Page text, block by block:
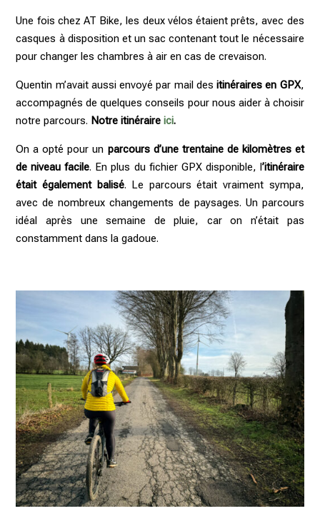
Une fois chez AT Bike, les deux vélos étaient prêts, avec des
casques à disposition et un sac contenant tout le nécessaire
pour changer les chambres à air en cas de crevaison.
Quentin m’avait aussi envoyé par mail desitinéraires en GPX,
accompagnés de quelques conseils pour nous aider à choisir
notre parcours. Notre itinéraireici.
On a opté pour un parcours d’une trentaine de kilomètres et
de niveau facile. En plus du fichier GPX disponible, l ’itinéraire
était également balisé. Le parcours était vraiment sympa,
avec de nombreux changements de paysages. Un parcours
idéal après une semaine de pluie, car on n’était pas
constamment dans la gadoue.